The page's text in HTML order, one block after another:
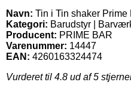
Navn: Tin i Tin shaker
Kategori: Barudstyr |
Producent: PRIME BAR
Varenummer: 14447
EAN: 4260163324474
Vurderet til 4.8 ud af 5